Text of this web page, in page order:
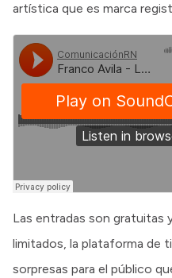
artística que es marca
Las entradas son gratuitas
limitados, la plataforma de
sorpresas para el público